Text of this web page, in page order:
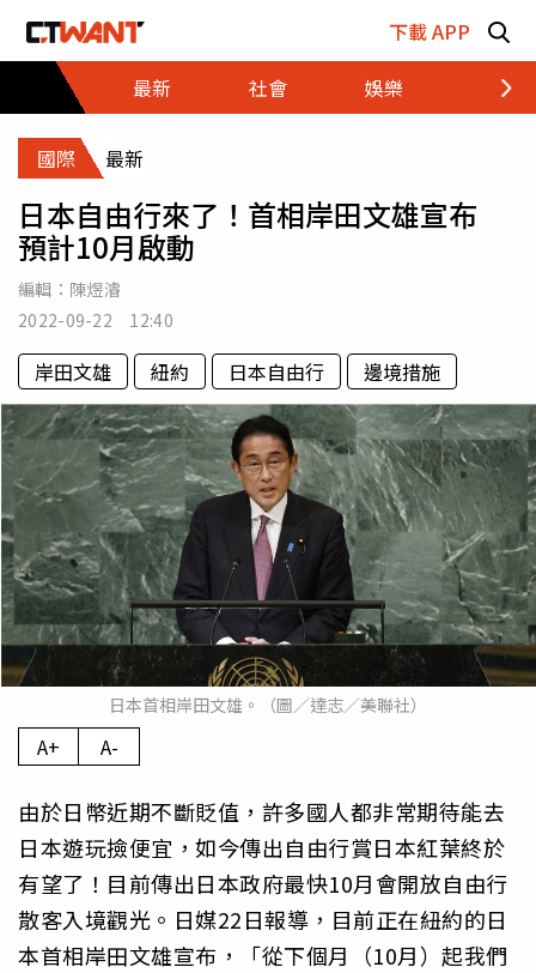
下載 APP
最新
社會 娛樂 財經
國際 最新
日本自由行來了！首相岸田文雄宣布
預計10月啟動
編輯： 陳煜濬
2022-09-22 12:40
岸田文雄 紐約 日本自由行 邊境措施
日本首相岸田文雄。（圖／達志／美聯社）
A+ A-
由於日幣近期不斷貶值，許多國人都非常期待能去
日本遊玩撿便宜，如今傳出自由行賞日本紅葉終於
有望了！目前傳出日本政府最快10月會開放自由行
散客入境觀光。日媒22日報導，目前正在紐約的日
本首相岸田文雄宣布，「從下個月（10月）起我們